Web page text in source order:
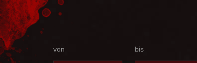
von bis